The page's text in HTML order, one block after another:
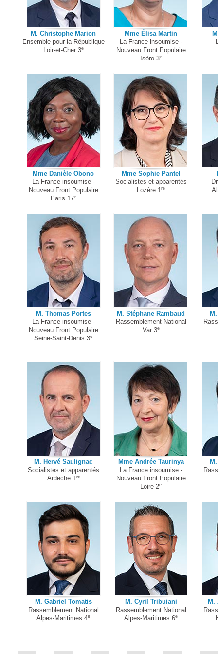
M. Christophe Marion
Ensemble pour la République
Loir-et-Cher 3e
Mme Élisa Martin
La France insoumise -
Nouveau Front Populaire
Isère 3e
Mme Danièle Obono
La France insoumise -
Nouveau Front Populaire
Paris 17e
Mme Sophie Pantel
Socialistes et apparentés
Lozère 1re
M. Thomas Portes
La France insoumise -
Nouveau Front Populaire
Seine-Saint-Denis 3e
M. Stéphane Rambaud
Rassemblement National
Var 3e
M. Hervé Saulignac
Socialistes et apparentés
Ardèche 1re
Mme Andrée Taurinya
La France insoumise -
Nouveau Front Populaire
Loire 2e
M. Gabriel Tomatis
Rassemblement National
Alpes-Maritimes 4e
M. Cyril Tribuiani
Rassemblement National
Alpes-Maritimes 6e
M.